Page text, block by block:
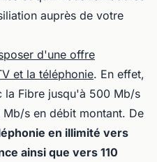
auprès de votre
d'une offre
et la téléphonie. En effet,
la Fibre jusqu'à 500 Mb/s
s en débit montant. De
en illimité vers
ainsi que vers 110